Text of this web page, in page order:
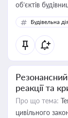
об’єктів
Будівельна
реакції та
Про що тема:
цивільного